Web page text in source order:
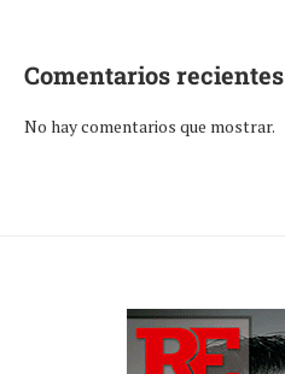
Comentarios recientes
No hay comentarios que mostrar.